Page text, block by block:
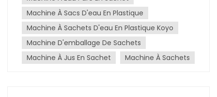
généraux et améliorer leur rentabilité. Ces
machines garantissent également la qualité des
produits. Grâce à des technologies avancées de
remplissage et de scellage, chaque sachet est
rempli avec précision et scellé de manière
sécurisée, préservant ainsi la fraîcheur et la pureté
Machine À Sacs D'eau En Plastique
Machine À Sachets D'eau En Plastique Koyo
Machine D'emballage De Sachets
Machine À Jus En Sachet
Machine À Sachets